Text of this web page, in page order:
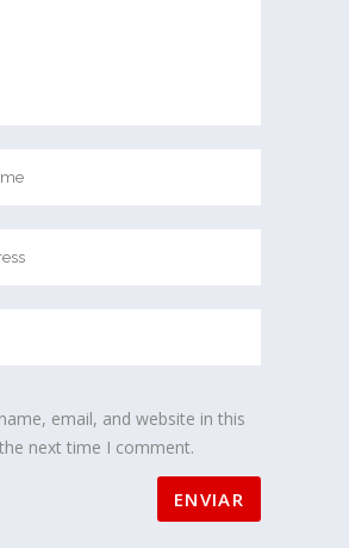
email, and website in this
next time I comment.